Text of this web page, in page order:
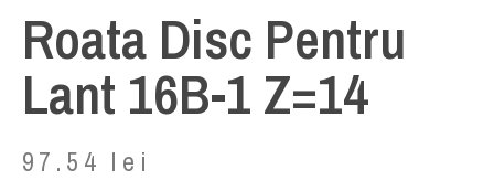
Roata Disc Pentru
Lant 16B-1 Z=14
97.54 lei